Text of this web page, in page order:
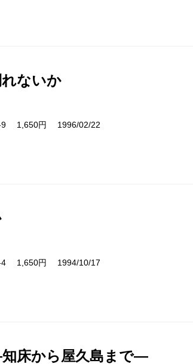
ないか
9 1,650円 1996/02/22
4 1,650円 1994/10/17
床から屋久島まで―